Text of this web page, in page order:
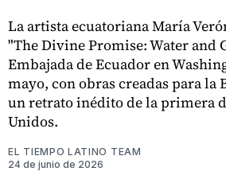
La artista ecuatoriana María
"The Divine Promise: Water and
Embajada de Ecuador en
mayo, con obras creadas para la
un retrato inédito de la primera
Unidos.
EL TIEMPO LATINO TEAM
24 de junio de 2026